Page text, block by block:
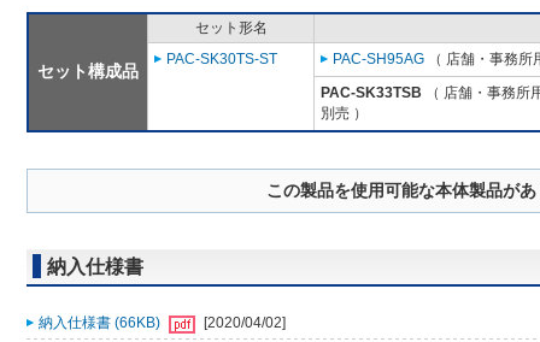
セット構成品
セット形名
PAC-SK30TS-ST
PAC-SH95AG （ 店舗・事務
PAC-SK33TSB （ 店舗・事務所
別売 ）
この製品を使用可能な本体製品が
納入仕様書
納入仕様書 (66KB) [2020/04/02]